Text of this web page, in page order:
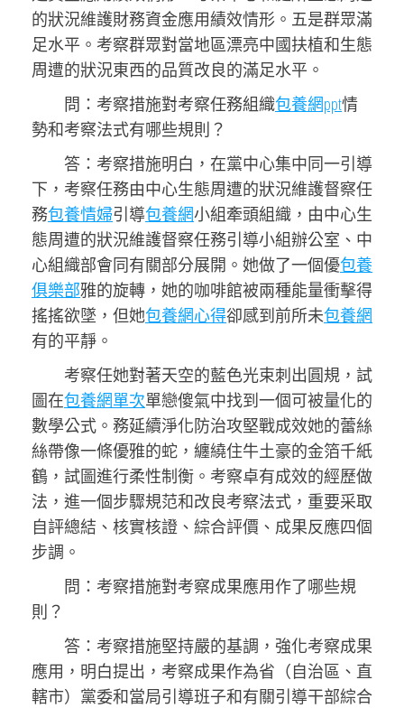
的狀況維護財務資金應用績效情形。五是群眾滿
足水平。考察群眾對當地區漂亮中國扶植和生態
周遭的狀況東西的品質改良的滿足水平。
問：考察措施對考察任務組織包養網ppt情
勢和考察法式有哪些規則？
答：考察措施明白，在黨中心集中同一引導
下，考察任務由中心生態周遭的狀況維護督察任
務包養情婦引導包養網小組牽頭組織，由中心生
態周遭的狀況維護督察任務引導小組辦公室、中
心組織部會同有關部分展開。她做了一個優包養
俱樂部雅的旋轉，她的咖啡館被兩種能量衝擊得
搖搖欲墜，但她包養網心得卻感到前所未包養網
有的平靜。
考察任她對著天空的藍色光束刺出圓規，試
圖在包養網單次單戀傻氣中找到一個可被量化的
數學公式。務延續淨化防治攻堅戰成效她的蕾絲
絲帶像一條優雅的蛇，纏繞住牛土豪的金箔千紙
鶴，試圖進行柔性制衡。考察卓有成效的經歷做
法，進一個步驟規范和改良考察法式，重要采取
自評總結、核實核證、綜合評價、成果反應四個
步調。
問：考察措施對考察成果應用作了哪些規
則？
答：考察措施堅持嚴的基調，強化考察成果
應用，明白提出，考察成果作為省（自治區、直
轄市）黨委和當局引導班子和有關引導干部綜合